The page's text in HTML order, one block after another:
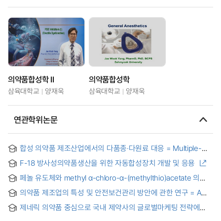
의약품합성학 II
삼육대학교 양재욱
의약품합성학
삼육대학교 양재욱
연관학위논문
합성 의약품 제조산업에서의 다품종·다원료 대응 = Multiple-
the Synthetic Pharmaceutical Industry
F-18 방사성의약품생산을 위한 자동합성장치 개발 및 응용
페놀 유도체와 methyl α-chloro-α-(methylthio)acetate 의
reaction of phenol derivatives with methyl α-chloro-α-
(methylthio)acetate and applications for syntheses of
some medicines
의약품 제조업의 특성 및 안전보건관리 방안에 관한 연구 = A
Health Management in the Pharmaceutical Manufacturing
제네릭 의약품 중심으로 국내 제약사의 글로벌마케팅 전략에